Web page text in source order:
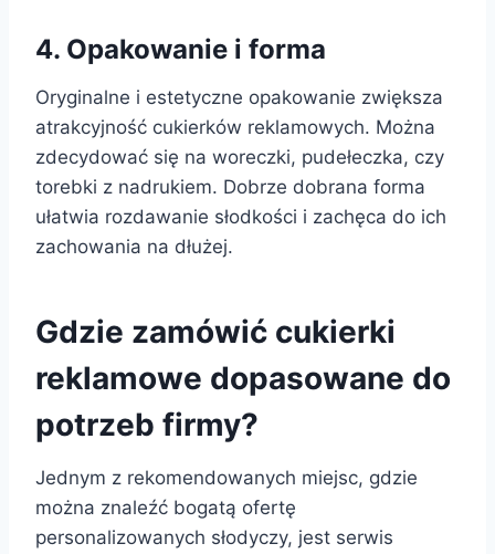
4. Opakowanie i forma
Oryginalne i estetyczne opakowanie zwiększa
atrakcyjność cukierków reklamowych. Można
zdecydować się na woreczki, pudełeczka, czy
torebki z nadrukiem. Dobrze dobrana forma
ułatwia rozdawanie słodkości i zachęca do ich
zachowania na dłużej.
Gdzie zamówić cukierki
reklamowe dopasowane do
potrzeb firmy?
Jednym z rekomendowanych miejsc, gdzie
można znaleźć bogatą ofertę
personalizowanych słodyczy, jest serwis